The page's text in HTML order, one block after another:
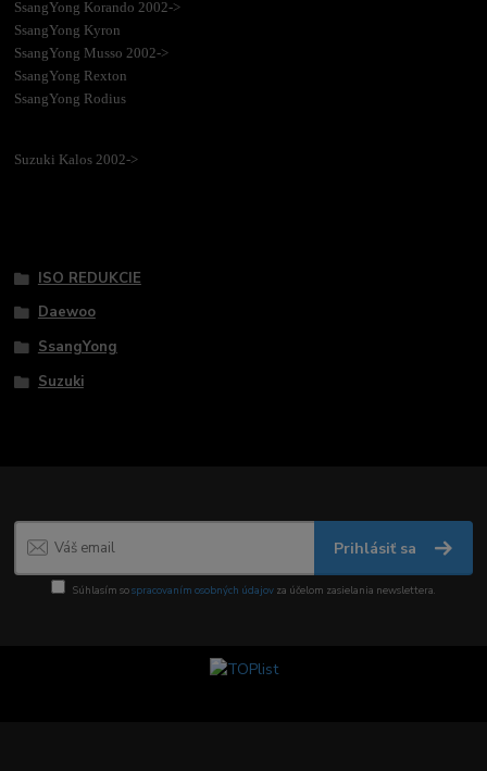
SsangYong Korando 2002->
SsangYong Kyron
SsangYong Musso 2002->
SsangYong Rexton
SsangYong Rodius
Suzuki Kalos 2002->
ISO REDUKCIE
Daewoo
SsangYong
Suzuki
Prihlásiť sa
Súhlasím sospracovaním osobných údajov za účelom zasielania newslettera.